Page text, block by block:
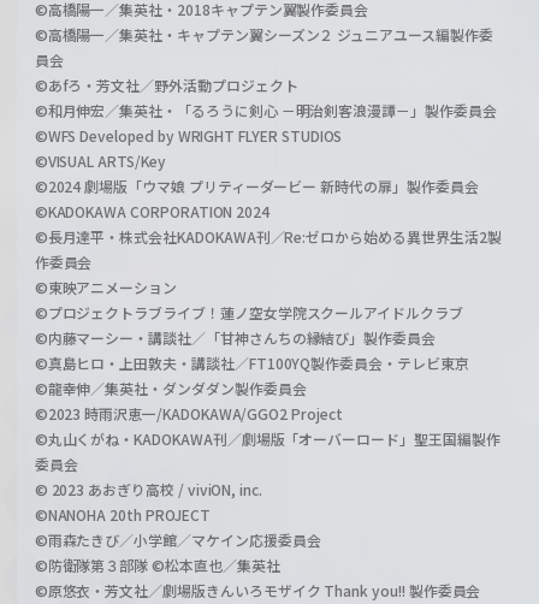
©高橋陽一／集英社・2018キャプテン翼製作委員会
©高橋陽一／集英社・キャプテン翼シーズン２ ジュニアユース編製作委
員会
©あfろ・芳文社／野外活動プロジェクト
©和月伸宏／集英社・「るろうに剣心 －明治剣客浪漫譚－」製作委員会
©WFS Developed by WRIGHT FLYER STUDIOS
©VISUAL ARTS/Key
©2024 劇場版「ウマ娘 プリティーダービー 新時代の扉」製作委員会
©KADOKAWA CORPORATION 2024
©長月達平・株式会社KADOKAWA刊／Re:ゼロから始める異世界生活2製
作委員会
©東映アニメーション
©プロジェクトラブライブ！蓮ノ空女学院スクールアイドルクラブ
©内藤マーシー・講談社／「甘神さんちの縁結び」製作委員会
©真島ヒロ・上田敦夫・講談社／FT100YQ製作委員会・テレビ東京
©龍幸伸／集英社・ダンダダン製作委員会
©2023 時雨沢恵一/KADOKAWA/GGO2 Project
©丸山くがね・KADOKAWA刊／劇場版「オーバーロード」聖王国編製作
委員会
© 2023 あおぎり高校 / viviON, inc.
©NANOHA 20th PROJECT
©雨森たきび／小学館／マケイン応援委員会
©防衛隊第３部隊 ©松本直也／集英社
©原悠衣・芳文社／劇場版きんいろモザイク Thank you!! 製作委員会